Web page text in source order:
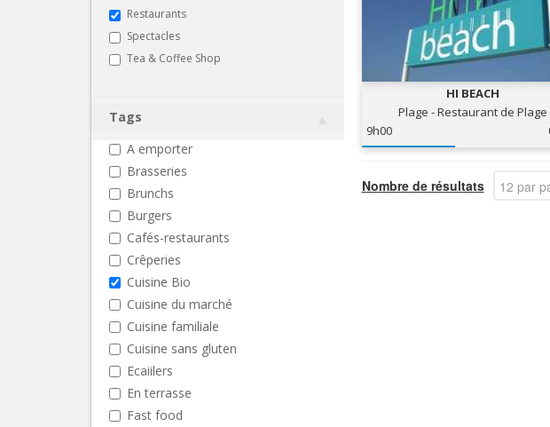
Restaurants
Spectacles
Tea & Coffee Shop
Tags
A emporter
Brasseries
Brunchs
Burgers
Cafés-restaurants
Crêperies
Cuisine Bio
Cuisine du marché
Cuisine familiale
Cuisine sans gluten
Ecaiilers
En terrasse
Fast food
HI BEACH
Plage - Restaurant de Plage
9h00
Nombre de résultats 12 par